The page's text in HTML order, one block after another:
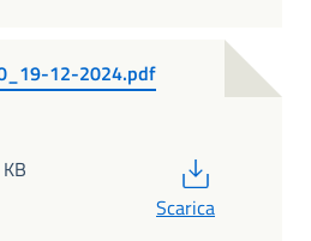
12-2024.pdf
Scarica